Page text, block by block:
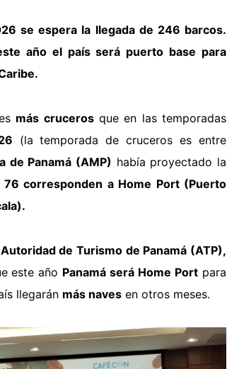
se espera la llegada de 246 barcos.
año el país será puerto base para
más crucerosque en las temporadas
(la temporada de cruceros es entre
de Panamá (AMP) había proyectado la
76 corresponden a Home Port (Puerto
de Turismo de Panamá (ATP),
este año Panamá será Home Port para
llegarán más naves en otros meses.